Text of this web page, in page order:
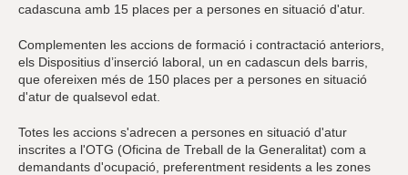
cadascuna amb 15 places per a persones en situació d'atur.
Complementen les accions de formació i contractació anteriors,
els Dispositius d’inserció laboral, un en cadascun dels barris,
que ofereixen més de 150 places per a persones en situació
d'atur de qualsevol edat.
Totes les accions s'adrecen a persones en situació d'atur
inscrites a l'OTG (Oficina de Treball de la Generalitat) com a
demandants d'ocupació, preferentment residents a les zones